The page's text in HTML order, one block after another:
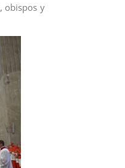
obispos y